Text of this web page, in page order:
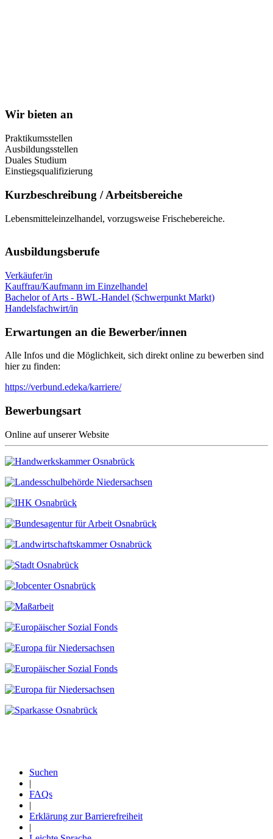
Wir bieten an
Praktikumsstellen
Ausbildungsstellen
Duales Studium
Einstiegsqualifizierung
Kurzbeschreibung / Arbeitsbereiche
Lebensmitteleinzelhandel, vorzugsweise Frischebereiche.
Ausbildungsberufe
Verkäufer/in
Kauffrau/Kaufmann im Einzelhandel
Bachelor of Arts - BWL-Handel (Schwerpunkt Markt)
Handelsfachwirt/in
Erwartungen an die Bewerber/innen
Alle Infos und die Möglichkeit, sich direkt online zu bewerben sind
hier zu finden:
https://verbund.edeka/karriere/
Bewerbungsart
Online auf unserer Website
Fußzeile
Suchen
|
FAQs
|
Erklärung zur Barrierefreiheit
|